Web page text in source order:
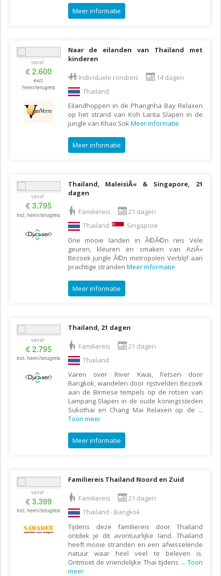
Meer informatie
vanaf
€ 2.600
excl.
heen/terugreis
Naar de eilanden van Thailand met
kinderen
Individuele rondreis
14 dagen
Thailand
Eilandhoppen in de Phangnha Bay Relaxen
op het strand van Koh Lanta Slapen in de
jungle van Khao SokMeer informatie
Meer informatie
vanaf
€ 3.795
incl. heen/terugreis
Thailand, MaleisiÃ« & Singapore, 21
dagen
Familiereis
21 dagen
Thailand
Singapore
Drie mooie landen in Ã©Ã©n reis Vele
geuren, kleuren en smaken van AziÃ«
Bezoek jungle Ã©n metropolen Verblijf aan
prachtige stranden Meer informatie
Meer informatie
vanaf
€ 2.795
incl. heen/terugreis
Thailand, 21 dagen
Familiereis
21 dagen
Thailand
Varen over River Kwai, fietsen door
Bangkok, wandelen door rijstvelden Bezoek
aan de Birmese tempels op de rotsen van
Lampang Slapen in de oude koningssteden
Sukothai en Chang Mai Relaxen op de ...
Toon meer
Meer informatie
vanaf
€ 3.399
incl. heen/terugreis
Familiereis Thailand Noord en Zuid
Familiereis
21 dagen
Thailand - Bangkok
Tijdens deze familiereis door Thailand
ontdek je dit avontuurlijke land. Thailand
heeft mooie stranden en een afwisselende
natuur waar heel veel te beleven is.
Ontmoet de vriendelijke Thai tijdens ... Toon
meer